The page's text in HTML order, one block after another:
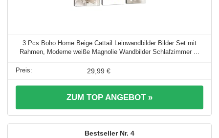
3 Pcs Boho Home Beige Cattail Leinwandbilder Bilder Set mit
Rahmen, Moderne weiße Magnolie Wandbilder Schlafzimmer ...
29,99 €
ZUM TOP ANGEBOT »
4